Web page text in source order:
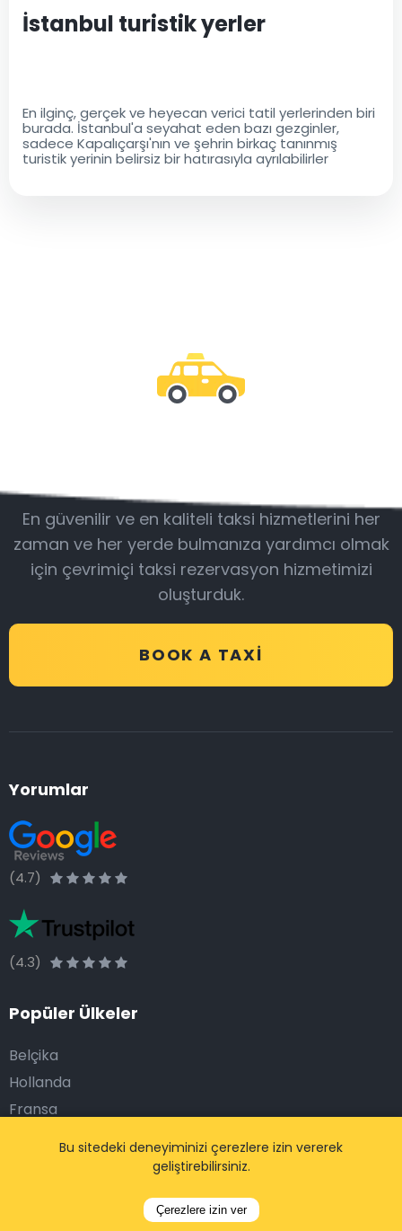
İstanbul turistik yerler
En ilginç, gerçek ve heyecan verici tatil yerlerinden biri
burada. İstanbul'a seyahat eden bazı gezginler,
sadece Kapalıçarşı'nın ve şehrin birkaç tanınmış
turistik yerinin belirsiz bir hatırasıyla ayrılabilirler
En güvenilir ve en kaliteli taksi hizmetlerini her
zaman ve her yerde bulmanıza yardımcı olmak
için çevrimiçi taksi rezervasyon hizmetimizi
oluşturduk.
BOOK A TAXI
Yorumlar
(4.7)
(4.3)
Popüler Ülkeler
Belçika
Hollanda
Fransa
Bu sitedeki deneyiminizi çerezlere izin vererek
geliştirebilirsiniz.
Çerezlere izin ver